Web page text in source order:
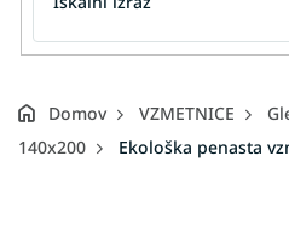
Domov VZMETNICE
140x200
Ekološka penasta